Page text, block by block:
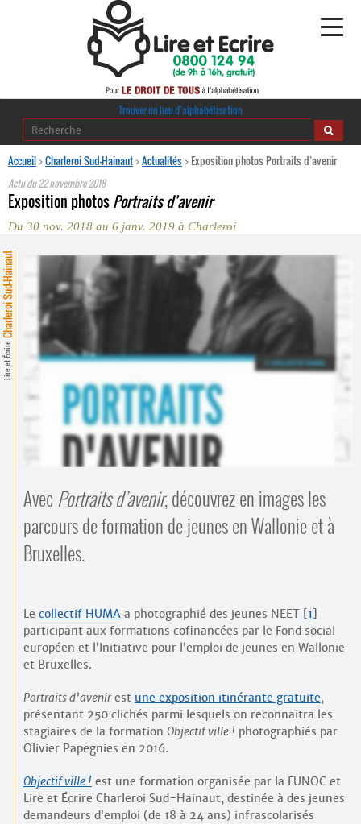
Alphabétisation
Regards croisés
journaldelalpha.be
Ressources pédagogiques
Espace presse
Contacts
Trouver un lieu d’alphabétisation
Trouver un lieu d’alphabétisation
Accueil>Charleroi Sud-Hainaut>Actualités>Exposition photos Portraits d’avenir
Actu du22 novembre 2018
Exposition photosPortraits d’avenir
Du 30 nov. 2018 au 6 janv. 2019 à Charleroi
Lire et Écrire
Charleroi Sud-Hainaut
AvecPortraits d’avenir, découvrez en images les
parcours de formation de jeunes en Wallonie et à
Bruxelles.
Le collectif HUMAa photographié des jeunes NEET[1]
participant aux formations cofinancées par le Fond social
européen et l’Initiative pour l’emploi de jeunes en Wallonie
et Bruxelles.
Portraits d’avenirest une exposition itinérante gratuite,
présentant 250 clichés parmi lesquels on reconnaitra les
stagiaires de la formation Objectif ville !photographiés par
Olivier Papegnies en 2016.
Objectif ville !est une formation organisée par la FUNOC et
Lire et Écrire Charleroi Sud-Hainaut, destinée à des jeunes
demandeurs d’emploi (de 18 à 24 ans) infra­scolarisés